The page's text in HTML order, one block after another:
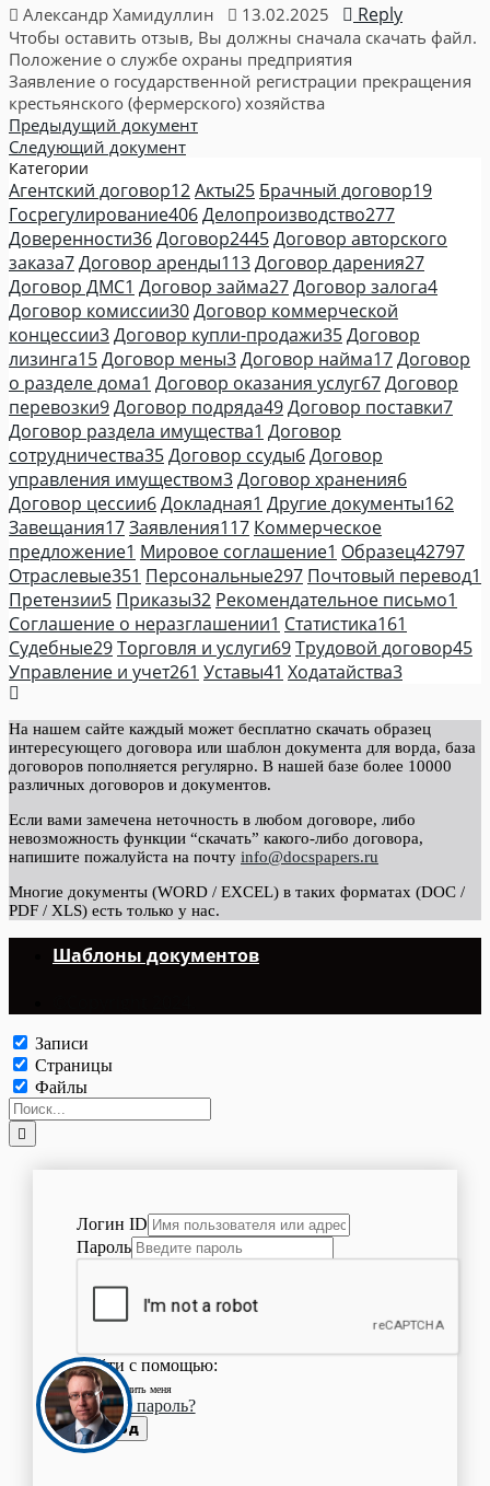
Александр Хамидуллин 13.02.2025 Reply
Чтобы оставить отзыв, Вы должны сначала скачать файл.
Положение о службе охраны предприятия
Заявление о государственной регистрации прекращения
крестьянского (фермерского) хозяйства
Предыдущий документ
Следующий документ
Категории
Агентский договор12Акты25 Брачный договор19
Госрегулирование406Делопроизводство277
Доверенности36Договор2445Договор авторского
заказа7Договор аренды113Договор дарения27
Договор ДМС1 Договор займа27Договор залога4
Договор комиссии30Договор коммерческой
концессии3Договор купли-продажи35Договор
лизинга15Договор мены3Договор найма17Договор
о разделе дома1 Договор оказания услуг67Договор
перевозки9Договор подряда49Договор поставки7
Договор раздела имущества1 Договор
сотрудничества35Договор ссуды6Договор
управления имуществом3Договор хранения6
Договор цессии6Докладная1 Другие документы162
Завещания17Заявления117 Коммерческое
предложение1 Мировое соглашение1 Образец42797
Отраслевые351 Персональные297 Почтовый перевод1
Претензии5 Приказы32 Рекомендательное письмо1
Соглашение о неразглашении1 Статистика161
Судебные29Торговля и услуги69Трудовой договор45
Управление и учет261 Уставы41 Ходатайства3
На нашем сайте каждый может бесплатно скачать образец
интересующего договора или шаблон документа для ворда, база
договоров пополняется регулярно. В нашей базе более 10000
различных договоров и документов.
Если вами замечена неточность в любом договоре, либо
невозможность функции “скачать” какого-либо договора,
напишите пожалуйста на почту info@docspapers.ru
Многие документы (WORD / EXCEL) в таких форматах (DOC /
PDF / XLS) есть только у нас.
Шаблоны документов
Записи
Страницы
Файлы
Логин ID
Пароль
Войти с помощью:
Запомнить меня
Забыли пароль?
Вход